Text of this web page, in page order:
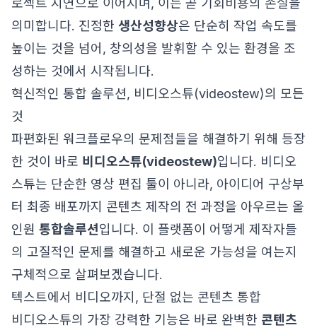
로젝트 지연으로 이어지며, 이는 곧 기회비용의 손실을
의미합니다. 진정한 생산성향상은 단순히 작업 속도를
높이는 것을 넘어, 창의성을 발휘할 수 있는 환경을 조
성하는 것에서 시작됩니다.
혁신적인 통합 솔루션, 비디오스튜(videostew)의 모든
것
파편화된 워크플로우의 문제점들을 해결하기 위해 등장
한 것이 바로 비디오스튜(videostew)입니다. 비디오
스튜는 단순한 영상 편집 툴이 아니라, 아이디어 구상부
터 최종 배포까지 콘텐츠 제작의 전 과정을 아우르는 올
인원 통합솔루션입니다. 이 플랫폼이 어떻게 제작자들
의 고질적인 문제를 해결하고 새로운 가능성을 여는지
구체적으로 살펴보겠습니다.
텍스트에서 비디오까지, 단절 없는 콘텐츠 통합
비디오스튜의 가장 강력한 기능은 바로 완벽한 콘텐츠